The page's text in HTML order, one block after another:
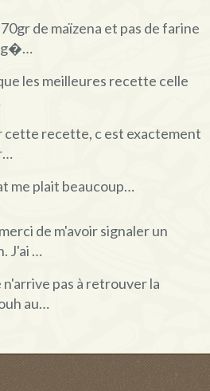
de maïzena et pas de farine
g�…
les meilleures recette celle
cette recette, c est exactement
me plait beaucoup…
de m'avoir signaler un
J'ai …
n'arrive pas à retrouver la
au…